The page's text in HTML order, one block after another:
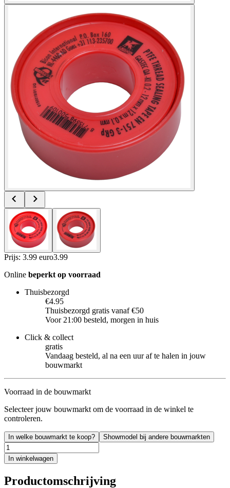
Prijs: 3.99 euro3.99
Online beperkt op voorraad
Thuisbezorgd
€4.95
Thuisbezorgd gratis vanaf €50
Voor 21:00 besteld, morgen in huis
Click & collect
gratis
Vandaag besteld, al na een uur af te halen in jouw
bouwmarkt
Voorraad in de bouwmarkt
Selecteer jouw bouwmarkt om de voorraad in de winkel te
controleren.
In welke bouwmarkt te koop? Showmodel bij andere bouwmarkten
In winkelwagen
Productomschrijving